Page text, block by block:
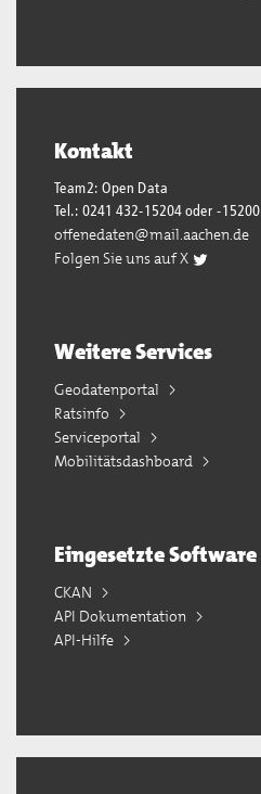
Kontakt
Team2: Open Data
Tel.: 0241 432-15204 oder -15200
offenedaten@mail.aachen.de
Folgen Sie uns auf X
Weitere Services
Geodatenportal
Ratsinfo
Serviceportal
Mobilitätsdashboard
Eingesetzte Software
CKAN
API Dokumentation
API-Hilfe